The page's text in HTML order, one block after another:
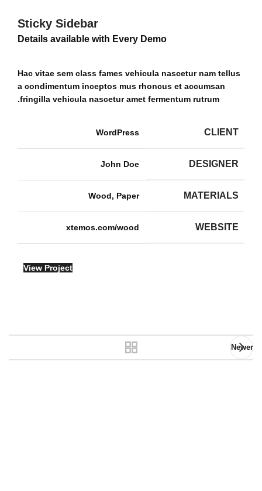
Sticky Sidebar
Details available with Every Demo
Hac vitae sem class fames vehicula nascetur nam tellus
a condimentum inceptos mus rhoncus et accumsan
fringilla vehicula nascetur amet fermentum rutrum.
CLIENT
WordPress
DESIGNER
John Doe
MATERIALS
Wood, Paper
WEBSITE
xtemos.com/wood
View Project
Newer